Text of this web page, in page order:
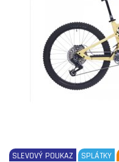
SLEVOVÝ POUKAZ SPLÁTKY